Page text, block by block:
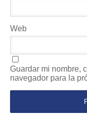
Web
Guardar mi nombre,
navegador para la